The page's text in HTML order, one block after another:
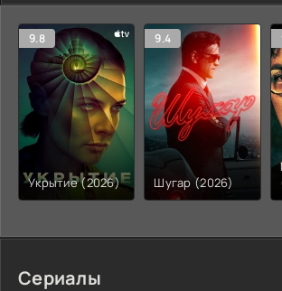
9.8
Укрытие (2026)
9.4
Шугар (2026)
Сериалы